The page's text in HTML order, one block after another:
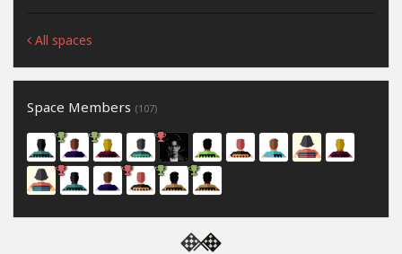
All spaces
Space Members (107)